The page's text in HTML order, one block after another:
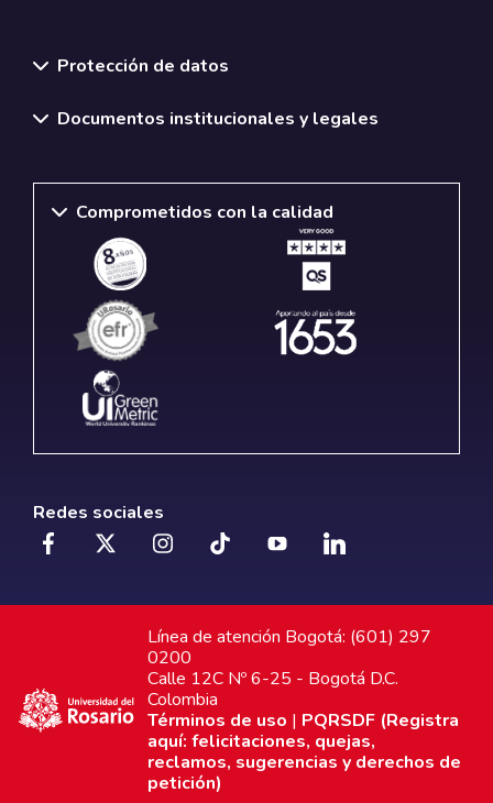
Protección de datos
Documentos institucionales y legales
Comprometidos con la calidad
Redes sociales
Línea de atención Bogotá: (601) 297
0200
Calle 12C Nº 6-25 - Bogotá D.C.
Colombia
Términos de uso | PQRSDF (Registra
aquí: felicitaciones, quejas,
reclamos, sugerencias y derechos de
petición)